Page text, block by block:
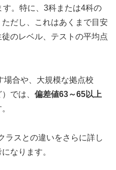
す。特に、3科または4科の
だし、これはあくまで目安
のレベル、テストの平均点
場合や、大規模な拠点校
では、 偏差値63～65以上
ラスとの違いをさらに詳し
なります。